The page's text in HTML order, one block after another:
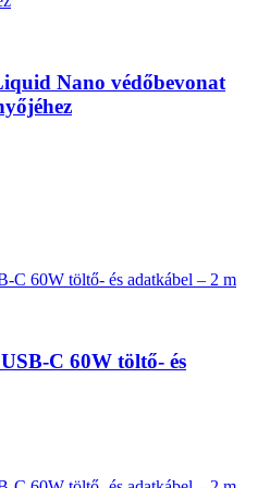
Nano védőbevonat
C 60W töltő- és